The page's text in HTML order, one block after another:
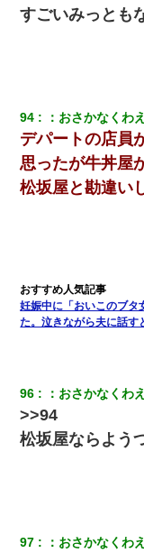
日航機墜落事故の「
感がヤバイ・・・
高1のとき男に襲われ
養子縁組してアメリ
亡くなってしまい…
最近うちの庭に知ら
を職場で愚痴ったら
全く親しくないママ
断りした。後日Aの企
って言ったら・・・
すごいみっとも
94 ： おさかなくわ
デパートの店員
思ったが牛丼屋
松坂屋と勘違い
妊娠中に「おいこのブタ
た。泣きながら夫に話
96 ： おさかなくわ
>>94
松坂屋ならよう
97 ： おさかなくわ